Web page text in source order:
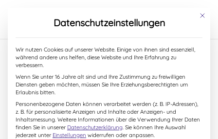
„Wie der kleine Fuchs die
Liebe entdeckt!“ … jetzt mit
Hörbuch!
6. Februar 2022
Mit
Datenschutzeinstellungen
Wir nutzen Cookies auf unserer Website. Einige von ihnen sind essenziell,
während andere uns helfen, diese Website und Ihre Erfahrung zu
verbessern.
Wenn Sie unter 16 Jahre alt sind und Ihre Zustimmung zu freiwilligen
Diensten geben möchten, müssen Sie Ihre Erziehungsberechtigten um
Erlaubnis bitten.
Personenbezogene Daten können verarbeitet werden (z. B. IP-Adressen),
z. B. für personalisierte Anzeigen und Inhalte oder Anzeigen- und
Inhaltsmessung. Weitere Informationen über die Verwendung Ihrer Daten
finden Sie in unserer Datenschutzerklärung. Sie können Ihre Auswahl
jederzeit unter Einstellungen widerrufen oder anpassen.